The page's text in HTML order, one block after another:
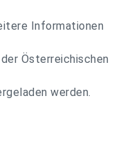
Informationen
Österreichischen
werden.